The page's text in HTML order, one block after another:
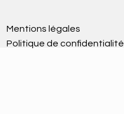
Mentions légales
Politique de confidentialité